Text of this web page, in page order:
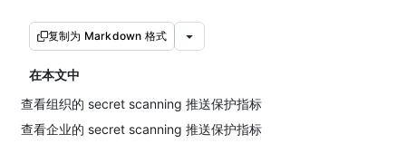
复制为 Markdown 格式
在本文中
查看组织的 secret scanning 推送保护指标
查看企业的 secret scanning 推送保护指标